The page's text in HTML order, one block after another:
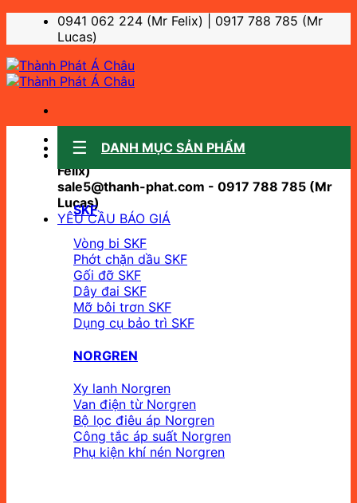
dung
0941 062 224 (Mr Felix) | 0917 788 785 (Mr
Lucas)
Sale support:
sale10@thanh-phat.com - 0941 062 224 (Mr
Felix)
sale5@thanh-phat.com - 0917 788 785 (Mr
Lucas)
YÊU CẦU BÁO GIÁ
DANH MỤC SẢN PHẨM
SKF
Vòng bi SKF
Phớt chặn dầu SKF
Gối đỡ SKF
Dây đai SKF
Mỡ bôi trơn SKF
Dụng cụ bảo trì SKF
NORGREN
Xy lanh Norgren
Van điện từ Norgren
Bộ lọc điêu áp Norgren
Công tắc áp suất Norgren
Phụ kiện khí nén Norgren